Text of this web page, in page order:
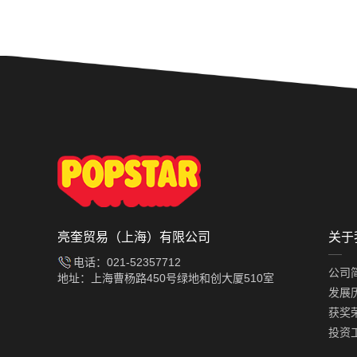
亮奎贸易（上海）有限公司
电话：021-52357712
地址：上海曹杨路450号绿地和创大厦510室
关于
公司
发展
获奖
投资